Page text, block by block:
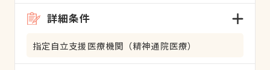
詳細条件
指定自立支援医療機関（精神通院医療）